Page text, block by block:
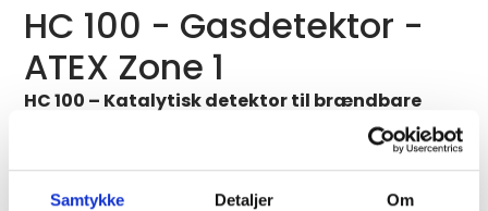
Samtykke Detaljer Om
HC 100 - Gasdetektor -
ATEX Zone 1
HC 100 – Katalytisk detektor til brændbare
gasser, ATEX-certificeret til brug i zone 1. Fås
som rumalarm, type HC 100-M og til montage i
kanal, type HC 100-K